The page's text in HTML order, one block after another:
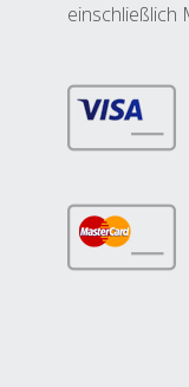
einschließlich